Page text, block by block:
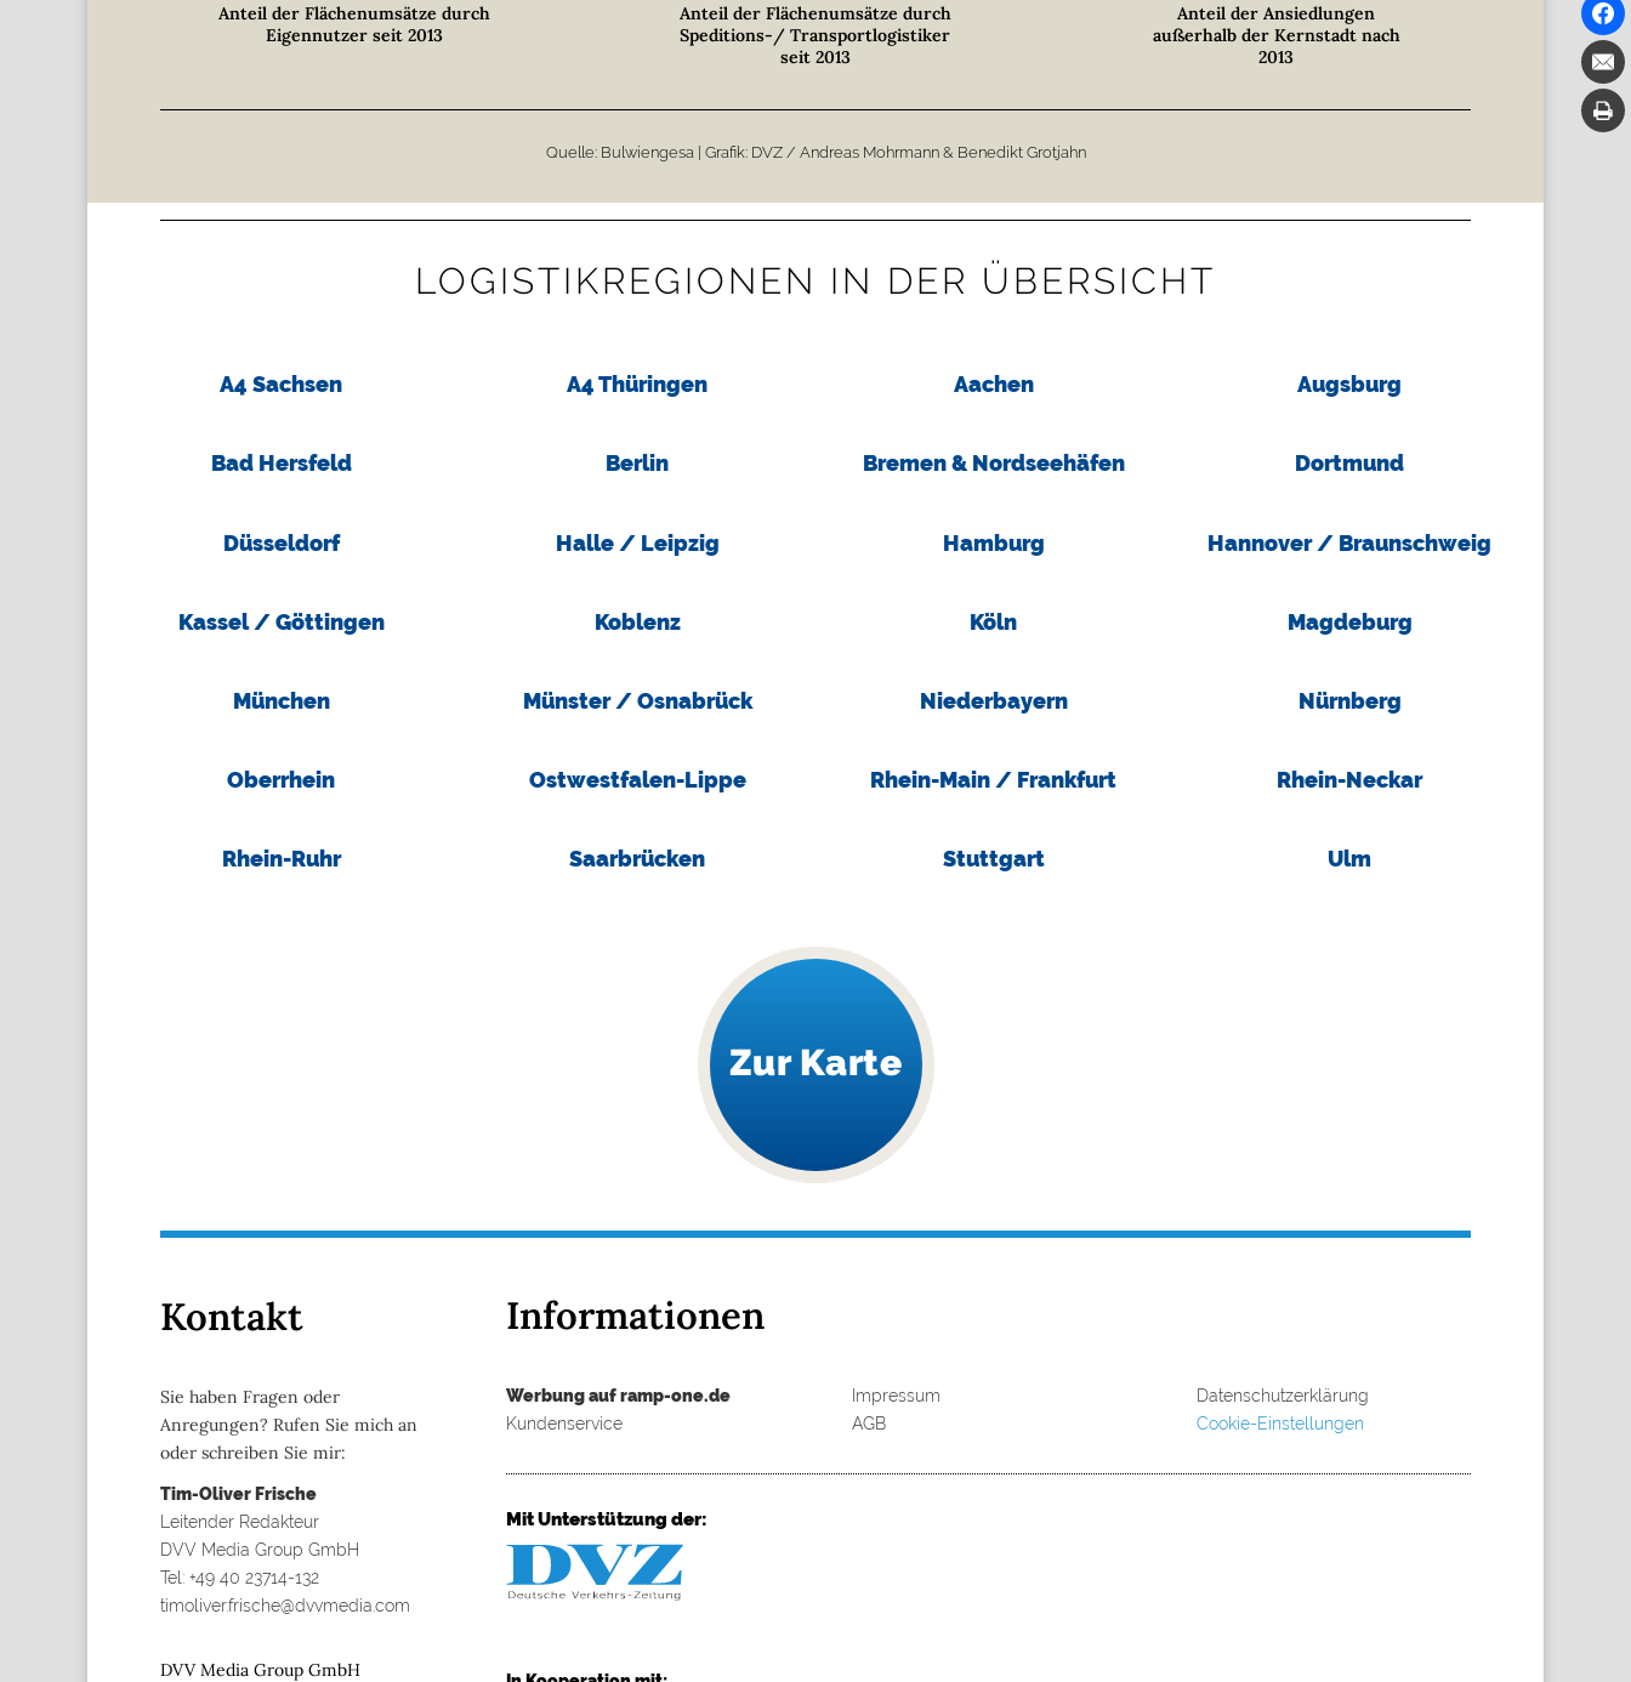
Anteil der Flächenumsätze durch
Eigennutzer seit 2013
Anteil der Flächenumsätze durch
Speditions-/ Transportlogistiker
seit 2013
Anteil der Ansiedlungen
außerhalb der Kernstadt nach
2013
Quelle: Bulwiengesa | Grafik: DVZ / Andreas Mohrmann & Benedikt Grotjahn
LOGISTIK­­REGIONEN IN DER ÜBERSICHT
A4 Sachsen A4 Thüringen Aachen Augsburg
Bad Hersfeld Berlin Bremen & Nordseehäfen Dortmund
Düsseldorf Halle / Leipzig Hamburg Hannover / Braunschweig
Kassel / Göttingen Koblenz Köln Magdeburg
München Münster / Osnabrück Niederbayern Nürnberg
Oberrhein Ostwestfalen-Lippe Rhein-Main / Frankfurt Rhein-Neckar
Rhein-Ruhr Saarbrücken Stuttgart Ulm
Zur Karte
Kontakt
Sie haben Fragen oder
Anregungen? Rufen Sie mich an
oder schreiben Sie mir:
Tim-Oliver Frische
Leitender Redakteur
DVV Media Group GmbH
Tel: +49 40 23714-132
timoliver.frische@dvvmedia.com
DVV Media Group GmbH
Informationen
Werbung auf ramp-one.de
Kundenservice
Impressum
AGB
Datenschutzerklärung
Cookie-Einstellungen
Mit Unterstützung der: